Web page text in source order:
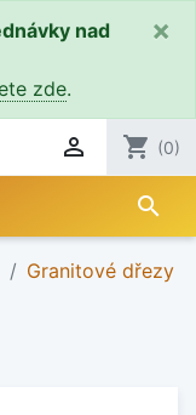
nad
zde.
×
 shopping_cart (0)
search
Granitové dřezy